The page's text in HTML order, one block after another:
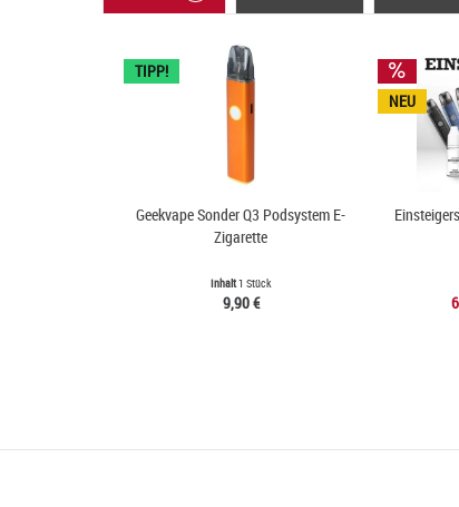
TIPP!
Geekvape Sonder Q3 Podsystem E-
Zigarette
Inhalt1 Stück
9,90 €
NEU